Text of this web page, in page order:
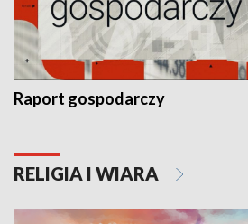
Raport gospodarczy
RELIGIA I WIARA